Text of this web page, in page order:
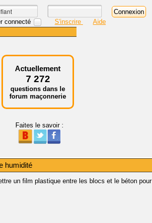
connecté S'inscrire Aide
Actuellement
7 272
questions dans le
forum maçonnerie
Faites le savoir :
humidité
un film plastique entre les blocs et le béton pour